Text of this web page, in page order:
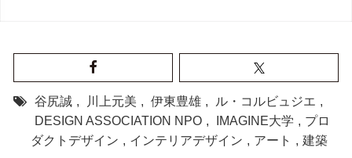
谷尻誠 , 川上元美 , 伊東豊雄 , ル・コルビュジエ ,
DESIGN ASSOCIATION NPO , IMAGINE大学 , プロ
ダクトデザイン , インテリアデザイン , アート , 建築